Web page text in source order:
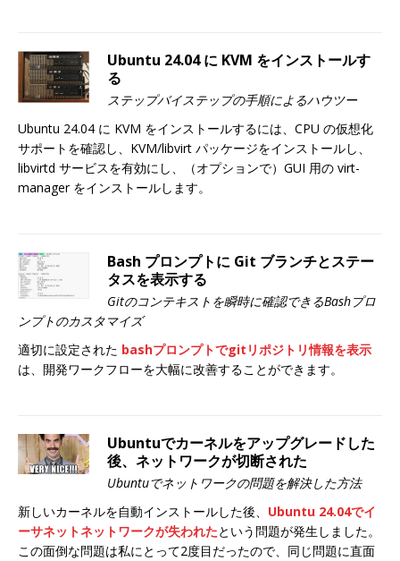
Ubuntu 24.04 に KVM をインストールす
る
ステップバイステップの手順によるハウツー
Ubuntu 24.04 に KVM をインストールするには、CPU の仮想化
サポートを確認し、KVM/libvirt パッケージをインストールし、
libvirtd サービスを有効にし、（オプションで）GUI 用の virt-
manager をインストールします。
Bash プロンプトに Git ブランチとステー
タスを表示する
Gitのコンテキストを瞬時に確認できるBashプロ
ンプトのカスタマイズ
適切に設定された bashプロンプトでgitリポジトリ情報を表示
は、開発ワークフローを大幅に改善することができます。
Ubuntuでカーネルをアップグレードした
後、ネットワークが切断された
Ubuntuでネットワークの問題を解決した方法
新しいカーネルを自動インストールした後、 Ubuntu 24.04でイ
ーサネットネットワークが失われたという問題が発生しました。
この面倒な問題は私にとって2度目だったので、同じ問題に直面